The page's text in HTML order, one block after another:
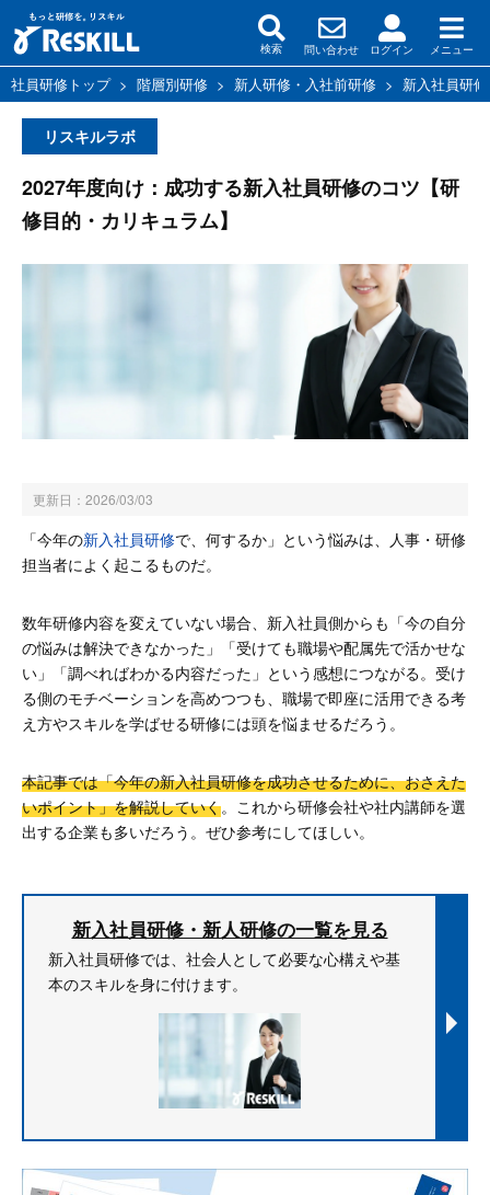
検索 問い合わせ ログイン メニュー
社員研修トップ> 階層別研修 > 新人研修・入社前研修 > 新入社員研
リスキルラボ
2027年度向け：成功する新入社員研修のコツ【研
修目的・カリキュラム】
更新日： 2026/03/03
「今年の新入社員研修で、何するか」という悩みは、人事・研修
担当者によく起こるものだ。
数年研修内容を変えていない場合、新入社員側からも「今の自分
の悩みは解決できなかった」「受けても職場や配属先で活かせな
い」「調べればわかる内容だった」という感想につながる。受け
る側のモチベーションを高めつつも、職場で即座に活用できる考
え方やスキルを学ばせる研修には頭を悩ませるだろう。
本記事では「今年の新入社員研修を成功させるために、おさえた
いポイント」を解説していく。これから研修会社や社内講師を選
出する企業も多いだろう。ぜひ参考にしてほしい。
新入社員研修・新人研修の一覧を見る
新入社員研修では、社会人として必要な心構えや基
本のスキルを身に付けます。